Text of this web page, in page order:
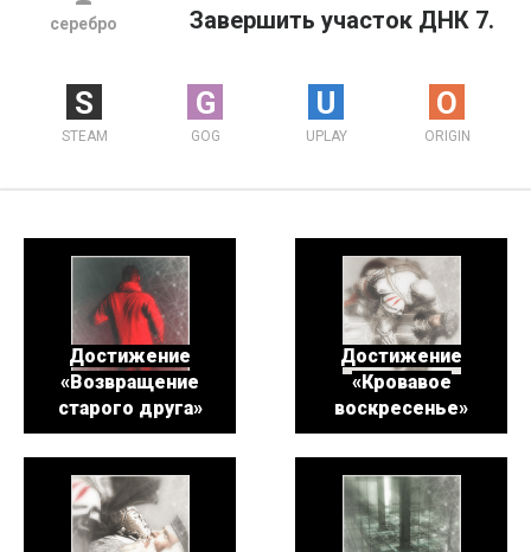
серебро Завершить участок ДНК 7.
S
STEAM
G
GOG
U
UPLAY
O
ORIGIN
Достижение
«Возвращение
старого друга»
Достижение
«Кровавое
воскресенье»